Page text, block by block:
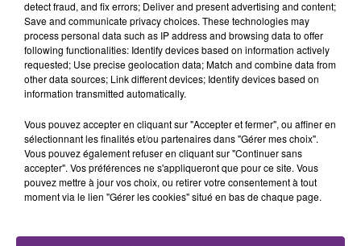
L'INSPECTION DU TRAVAIL RAPPELLE À
L'ORDRE SUR LES CONDITIONS DE...
Alors que les dates de début des vendange 2026
s'est avéré être plus précoce que prévu,
l'inspection du Travail en profite pour rappeler
detect fraud, and fix errors; Deliver and present advertising and content;
Save and communicate privacy choices. These technologies may
process personal data such as IP address and browsing data to offer
following functionalities: Identify devices based on information actively
requested; Use precise geolocation data; Match and combine data from
other data sources; Link different devices; Identify devices based on
information transmitted automatically.
Vous pouvez accepter en cliquant sur "Accepter et fermer", ou affiner en
sélectionnant les finalités et/ou partenaires dans "Gérer mes choix".
Vous pouvez également refuser en cliquant sur "Continuer sans
accepter". Vos préférences ne s'appliqueront que pour ce site. Vous
pouvez mettre à jour vos choix, ou retirer votre consentement à tout
moment via le lien "Gérer les cookies" situé en bas de chaque page.